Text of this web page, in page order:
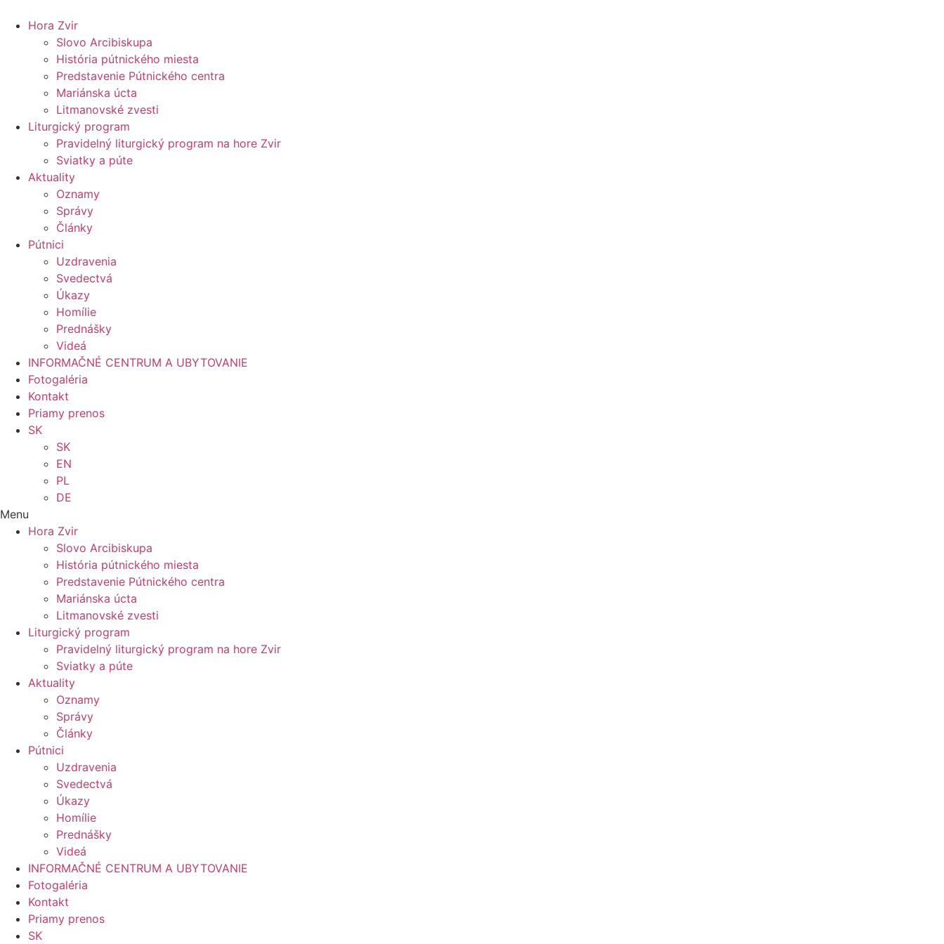
Hora Zvir
Slovo Arcibiskupa
História pútnického miesta
Predstavenie Pútnického centra
Mariánska úcta
Litmanovské zvesti
Liturgický program
Pravidelný liturgický program na hore Zvir
Sviatky a púte
Aktuality
Oznamy
Správy
Články
Pútnici
Uzdravenia
Svedectvá
Úkazy
Homílie
Prednášky
Videá
INFORMAČNÉ CENTRUM A UBYTOVANIE
Fotogaléria
Kontakt
Priamy prenos
SK
SK
EN
PL
DE
Menu
Hora Zvir
Slovo Arcibiskupa
História pútnického miesta
Predstavenie Pútnického centra
Mariánska úcta
Litmanovské zvesti
Liturgický program
Pravidelný liturgický program na hore Zvir
Sviatky a púte
Aktuality
Oznamy
Správy
Články
Pútnici
Uzdravenia
Svedectvá
Úkazy
Homílie
Prednášky
Videá
INFORMAČNÉ CENTRUM A UBYTOVANIE
Fotogaléria
Kontakt
Priamy prenos
SK